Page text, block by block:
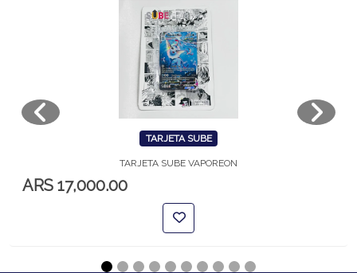
TARJETA SUBE
TARJETA SUBE VAPOREON
ARS 17,000.00